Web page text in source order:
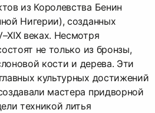
из Королевства Бенин
Нигерии), созданных
веках. Несмотря
не только из бронзы,
кости и дерева. Эти
культурных достижений
мастера придворной
техникой литья